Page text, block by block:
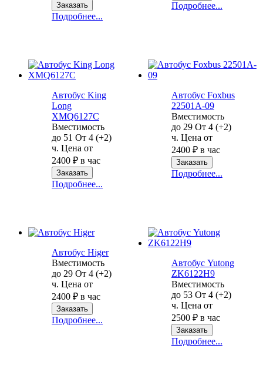
Заказать
Подробнее...
Подробнее...
Автобус King
Long
XMQ6127C
Вместимость
до 51 От 4 (+2)
ч. Цена от
2400 ₽ в час
Заказать
Подробнее...
Автобус Foxbus
22501A-09
Вместимость
до 29 От 4 (+2)
ч. Цена от
2400 ₽в час
Заказать
Подробнее...
Автобус Higer
Вместимость
до 29 От 4 (+2)
ч. Цена от
2400 ₽ в час
Заказать
Подробнее...
Автобус Yutong
ZK6122H9
Вместимость
до 53 От 4 (+2)
ч. Цена от
2500 ₽в час
Заказать
Подробнее...